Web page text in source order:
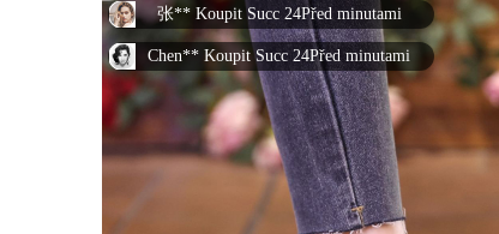
Chen** Koupit Succ 24Před minutami
Xiao** Koupit Succ 14Před minutami
Chen** Koupit Succ 21Před minutami
Polévka** Koupit Succ 21Před minutami
Xiao** Koupit Succ 26Před minutami
李** Koupit Succ 10Před minutami